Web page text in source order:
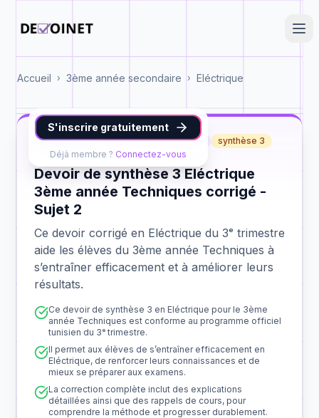
Accueil › 3ème année secondaire › Eléctrique
S'inscrire gratuitement
Déjà membre ? Connectez-vous
Eléctrique 3ème année Techniques synthèse 3
Devoir de synthèse 3 Eléctrique
3ème année Techniques corrigé -
Sujet 2
Ce devoir corrigé en Eléctrique du 3ᵉ trimestre
aide les élèves du 3ème année Techniques à
s’entraîner efficacement et à améliorer leurs
résultats.
Ce devoir de synthèse 3 en Eléctrique pour le 3ème
année Techniques est conforme au programme officiel
tunisien du 3ᵉ trimestre.
Il permet aux élèves de s’entraîner efficacement en
Eléctrique, de renforcer leurs connaissances et de
mieux se préparer aux examens.
La correction complète inclut des explications
détaillées ainsi que des rappels de cours, pour
comprendre la méthode et progresser durablement.